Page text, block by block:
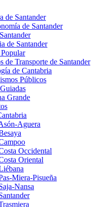
de Santander
de Santander
de Santander
de Transporte de Santander
de Cantabria
Públicos
Grande
Aguera
Occidental
Oriental
Miera-Pisueña
Nansa